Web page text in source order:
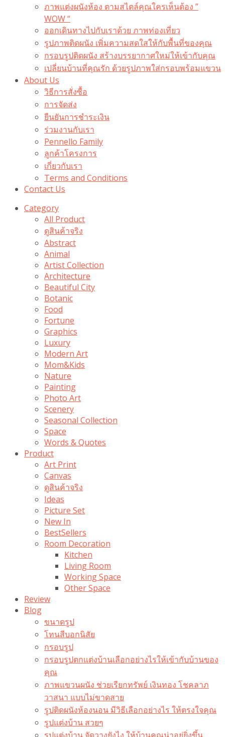
ภาพแต่งผนังห้อง ตามสไตล์คุณใครเห็นต้อง ”
WOW “
ออกเดินทางไปกับเราด้วย ภาพท่องเที่ยว
รูปภาพติดผนัง เพิ่มความสดใสให้กับพื้นที่ของคุณ
กรอบรูปติดผนัง สร้างบรรยากาศใหม่ให้เข้ากับคุณ
เปลี่ยนบ้านที่คุณรัก ด้วยรูปภาพใส่กรอบพร้อมแขวน​
About Us
วิธีการสั่งซื้อ
การจัดส่ง
ยืนยันการชำระเงิน
ร่วมงานกับเรา
Pennello Family
ลูกค้าโครงการ
เกี่ยวกับเรา
Terms and Conditions
Contact Us
Category
All Product
ดูสินค้าจริง
Abstract
Animal
Artist Collection
Architecture
Beautiful City
Botanic
Food
Fortune
Graphics
Luxury
Modern Art
Mom&Kids
Nature
Painting
Photo Art
Scenery
Seasonal Collection
Space
Words & Quotes
Product
Art Print
Canvas
ดูสินค้าจริง
Ideas
Picture Set
New In
BestSellers
Room Decoration
Kitchen
Living Room
Working Space
Other Space
Review
Blog
ขนาดรูป
โทนสีบอกนิสัย
กรอบรูป
กรอบรูปตกแต่งบ้านเลือกอย่างไรให้เข้ากับบ้านของ
คุณ
ภาพแขวนผนัง ช่วยเรียกทรัพย์ เงินทอง โชคลาภ
วาสนา แบบไม่ขาดสาย
รูปติดผนังห้องนอน มีวิธีเลือกอย่างไร ให้ตรงใจคุณ
รูปแต่งบ้าน สวยๆ
รูปแต่งบ้าน จัดวางยังไง ให้บ้านคุณน่าอยู่ยิ่งขึ้น